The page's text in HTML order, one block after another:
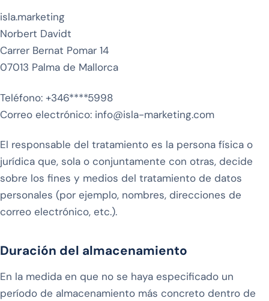
isla.marketing
Norbert Davidt
Carrer Bernat Pomar 14
07013 Palma de Mallorca
Teléfono: +346****5998
Correo electrónico: info@isla-marketing.com
El responsable del tratamiento es la persona física o
jurídica que, sola o conjuntamente con otras, decide
sobre los fines y medios del tratamiento de datos
personales (por ejemplo, nombres, direcciones de
correo electrónico, etc.).
Duración del almacenamiento
En la medida en que no se haya especificado un
período de almacenamiento más concreto dentro de